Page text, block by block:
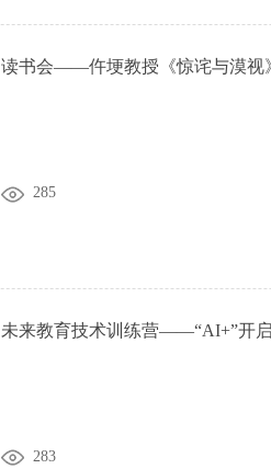
读书会——仵埂教授《惊诧与漠视
285
未来教育技术训练营——“AI+”开
283